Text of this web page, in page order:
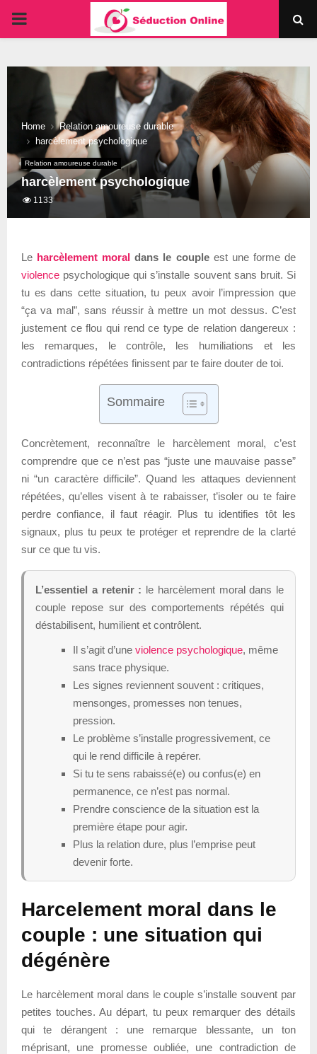
PRIMARY
Home
Relation amoureuse durable
harcèlement psychologique
Relation amoureuse durable
harcèlement psychologique
1133
Le harcèlement moral dans le coupleest une forme de
violence psychologique qui s’installe souvent sans bruit. Si
tu es dans cette situation, tu peux avoir l’impression que
“ça va mal”, sans réussir à mettre un mot dessus. C’est
justement ce flou qui rend ce type de relation dangereux :
les remarques, le contrôle, les humiliations et les
contradictions répétées finissent par te faire douter de toi.
Sommaire
Concrètement, reconnaître le harcèlement moral, c’est
comprendre que ce n’est pas “juste une mauvaise passe”
ni “un caractère difficile”. Quand les attaques deviennent
répétées, qu’elles visent à te rabaisser, t’isoler ou te faire
perdre confiance, il faut réagir. Plus tu identifies tôt les
signaux, plus tu peux te protéger et reprendre de la clarté
sur ce que tu vis.
L’essentiel a retenir : le harcèlement moral dans le
couple repose sur des comportements répétés qui
déstabilisent, humilient et contrôlent.
Il s’agit d’une violence psychologique, même
sans trace physique.
Les signes reviennent souvent : critiques,
mensonges, promesses non tenues,
pression.
Le problème s’installe progressivement, ce
qui le rend difficile à repérer.
Si tu te sens rabaissé(e) ou confus(e) en
permanence, ce n’est pas normal.
Prendre conscience de la situation est la
première étape pour agir.
Plus la relation dure, plus l’emprise peut
devenir forte.
Harcelement moral dans le
couple : une situation qui
dégénère
Le harcèlement moral dans le couple s’installe souvent par
petites touches. Au départ, tu peux remarquer des détails
qui te dérangent : une remarque blessante, un ton
méprisant, une promesse oubliée, une contradiction de